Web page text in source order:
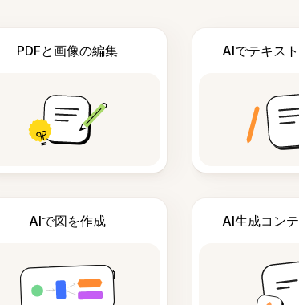
PDFと画像の編集 AIでテキス
AIで図を作成 AI生成コン